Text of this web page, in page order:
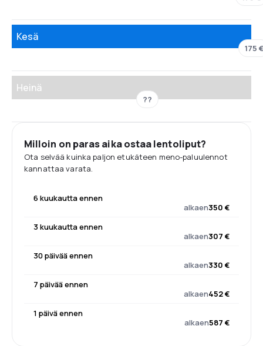
Kesä
175 €
Heinä
??
Milloin on paras aika ostaa lentoliput?
Ota selvää kuinka paljon etukäteen meno-paluulennot
kannattaa varata.
6 kuukautta ennen
alkaen350 €
3 kuukautta ennen
alkaen307 €
30 päivää ennen
alkaen330 €
7 päivää ennen
alkaen452 €
1 päivä ennen
alkaen587 €